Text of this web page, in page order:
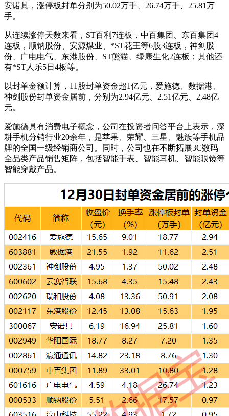
安诺其，涨停板封单分别为50.02万手、26.74万手、25.81万
手。
从连续涨停天数来看，ST百利7连板，中百集团、东百集团4
连板，顺钠股份、安源煤业、*ST花王等6股3连板，神剑股
份、广电电气、东港股份、ST熊猫、绿康生化2连板；其他还
有*ST人乐5日4板等。
以封单金额计算，11股封单资金超1亿元，爱施德、数据港、
神剑股份封单资金居前，分别为2.94亿元、2.51亿元、2.48亿
元。
爱施德具有消费电子概念，公司在投资者问答平台上表示，深
耕手机分销行业20余年，是苹果、荣耀、三星、魅族等手机品
牌的全国一级经销商公司。同时，公司也在不断拓展3C数码
全品类产品销售矩阵，包括智能手表、智能耳机、智能眼镜等
智能穿戴产品。